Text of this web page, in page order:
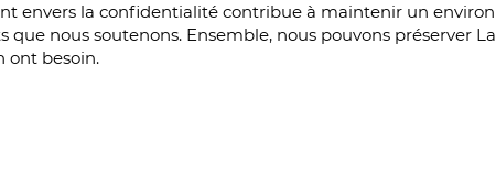
envers la confidentialité contribue à maintenir un
que nous soutenons. Ensemble, nous pouvons préserver
ont besoin.